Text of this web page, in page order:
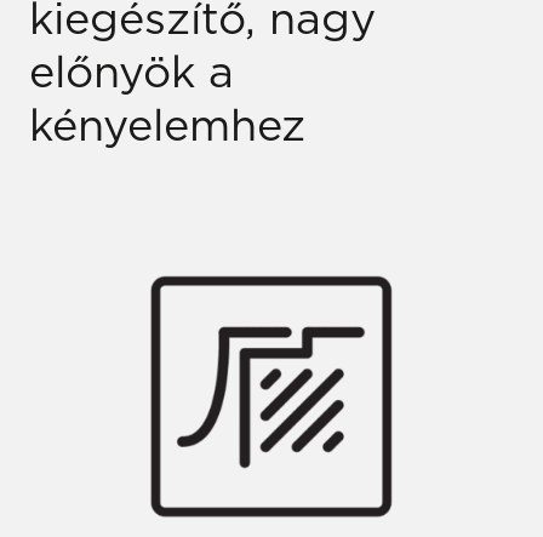
kiegészítő, nagy
előnyök a
kényelemhez